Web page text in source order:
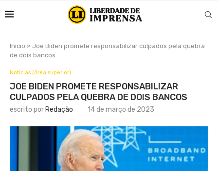
Início » Joe Biden promete responsabilizar culpados pela quebra
de dois bancos
Notícias (Área superior)
JOE BIDEN PROMETE RESPONSABILIZAR
CULPADOS PELA QUEBRA DE DOIS BANCOS
escrito por Redação 14 de março de 2023